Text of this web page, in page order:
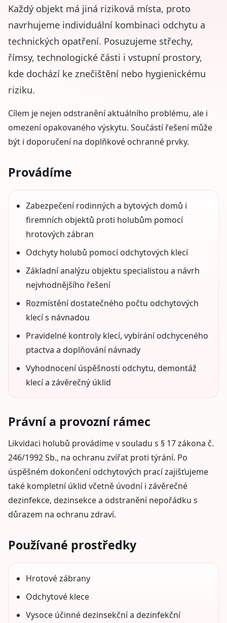
Každý objekt má jiná riziková místa, proto
navrhujeme individuální kombinaci odchytu a
technických opatření. Posuzujeme střechy,
římsy, technologické části i vstupní prostory,
kde dochází ke znečištění nebo hygienickému
riziku.
Cílem je nejen odstranění aktuálního problému, ale i
omezení opakovaného výskytu. Součástí řešení může
být i doporučení na doplňkové ochranné prvky.
Provádíme
Zabezpečení rodinných a bytových domů i
firemních objektů proti holubům pomocí
hrotových zábran
Odchyty holubů pomocí odchytových klecí
Základní analýzu objektu specialistou a návrh
nejvhodnějšího řešení
Rozmístění dostatečného počtu odchytových
klecí s návnadou
Pravidelné kontroly klecí, vybírání odchyceného
ptactva a doplňování návnady
Vyhodnocení úspěšnosti odchytu, demontáž
klecí a závěrečný úklid
Právní a provozní rámec
Likvidaci holubů provádíme v souladu s § 17 zákona č.
246/1992 Sb., na ochranu zvířat proti týrání. Po
úspěšném dokončení odchytových prací zajišťujeme
také kompletní úklid včetně úvodní i závěrečné
dezinfekce, dezinsekce a odstranění nepořádku s
důrazem na ochranu zdraví.
Používané prostředky
Hrotové zábrany
Odchytové klece
Vysoce účinné dezinsekční a dezinfekční